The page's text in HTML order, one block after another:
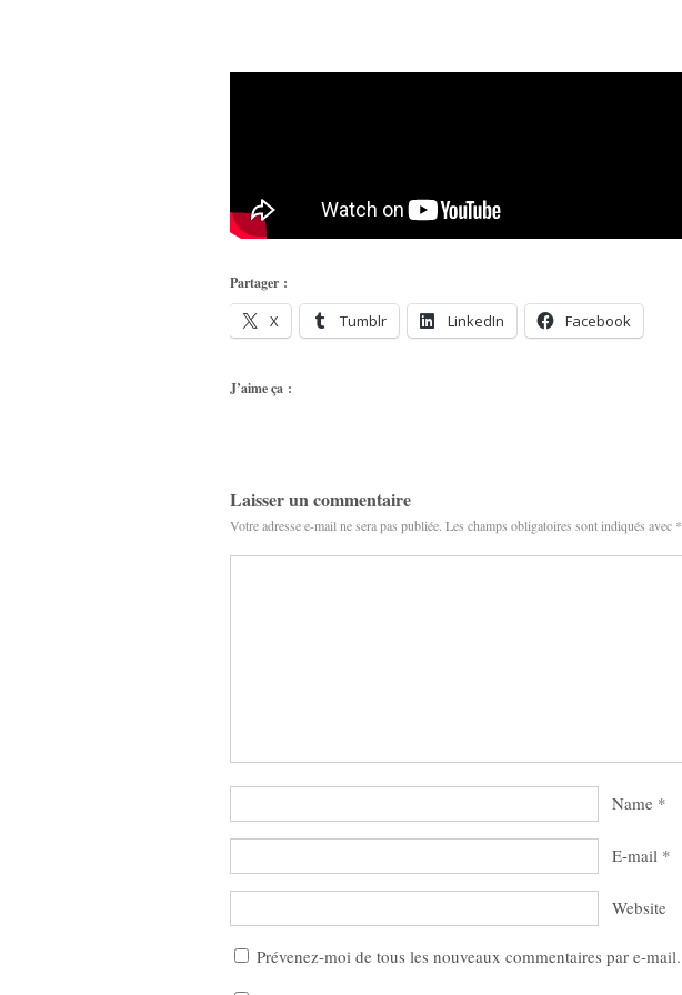
Partager :
X Tumblr LinkedIn Facebook
J’aime ça :
Laisser un commentaire
Votre adresse e-mail ne sera pas publiée. Les champs obligatoires sont indiqués avec *
Name *
E-mail *
Website
Prévenez-moi de tous les nouveaux commentaires par e-mail.